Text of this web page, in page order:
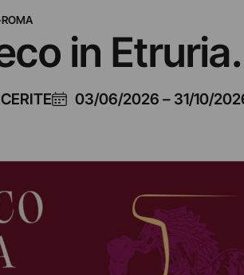
ROMA
in
03/06/2026 – 31/10/